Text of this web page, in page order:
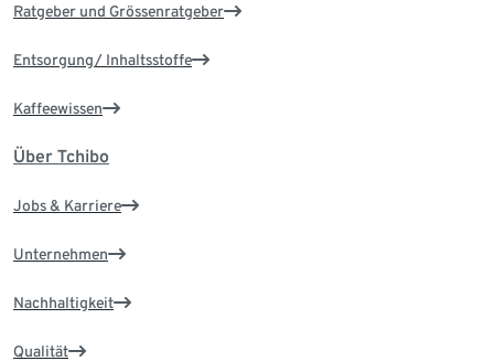
Ratgeber und Grössenratgeber
Entsorgung/ Inhaltsstoffe
Kaffeewissen
Über Tchibo
Jobs & Karriere
Unternehmen
Nachhaltigkeit
Qualität